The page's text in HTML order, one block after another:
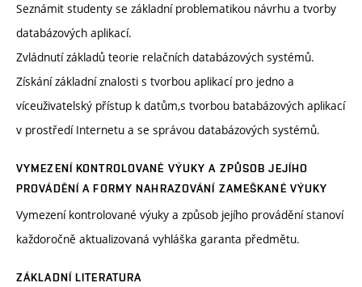
Seznámit studenty se základní problematikou návrhu a tvorby
databázových aplikací.
Zvládnutí základů teorie relačních databázových systémů.
Získání základní znalosti s tvorbou aplikací pro jedno a
víceuživatelský přístup k datům,s tvorbou batabázových aplikací
v prostředí Internetu a se správou databázových systémů.
VYMEZENÍ KONTROLOVANÉ VÝUKY A ZPŮSOB JEJÍHO
PROVÁDĚNÍ A FORMY NAHRAZOVÁNÍ ZAMEŠKANÉ VÝUKY
Vymezení kontrolované výuky a způsob jejího provádění stanoví
každoročně aktualizovaná vyhláška garanta předmětu.
ZÁKLADNÍ LITERATURA